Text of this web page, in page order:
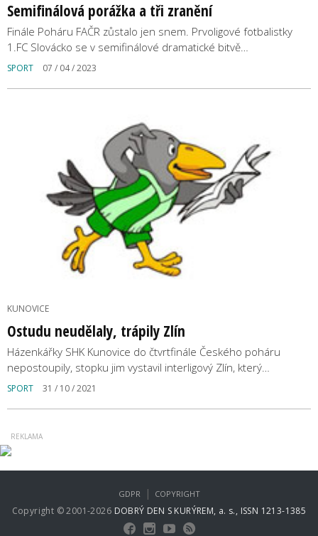
Semifinálová porážka a tři zranění
Finále Poháru FAČR zůstalo jen snem. Prvoligové fotbalistky
1.FC Slovácko se v semifinálové dramatické bitvě…
SPORT 07 / 04 / 2023
KUNOVICE
Ostudu neudělaly, trápily Zlín
Házenkářky SHK Kunovice do čtvrtfinále Českého poháru
nepostoupily, stopku jim vystavil interligový Zlín, který…
SPORT 31 / 10 / 2021
Copyright © 2001-2026 DOBRÝ DEN S KURÝREM, a. s., ISSN 1213-1385
GDPR | COPYRIGHT